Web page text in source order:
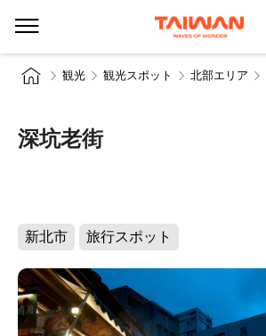
観光 観光スポット 北部エリア
深坑老街
新北市 旅行スポット